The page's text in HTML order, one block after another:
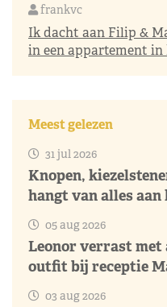
frankvc
Ik dacht aan Filip &
in een appartement in
Meest gelezen
31 jul 2026
Knopen,
hangt van alles aan
05 aug 2026
Leonor verrast met
outfit bij receptie
03 aug 2026